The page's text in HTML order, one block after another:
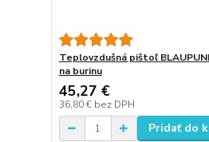
Teplovzdušná pištoľ
na burinu
45,27 €
36,80 € bez DPH
Pridať do